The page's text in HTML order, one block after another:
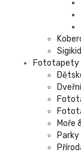
Fototapety
Moře